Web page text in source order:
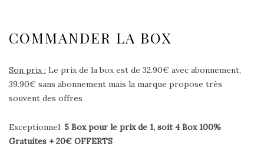
COMMANDER LA BOX
Son prix : Le prix de la box est de 32.90€ avec abonnement,
39.90€ sans abonnement mais la marque propose très
souvent des offres
Exceptionnel: 5 Box pour le prix de 1, soit 4 Box 100%
Gratuites + 20€ OFFERTS